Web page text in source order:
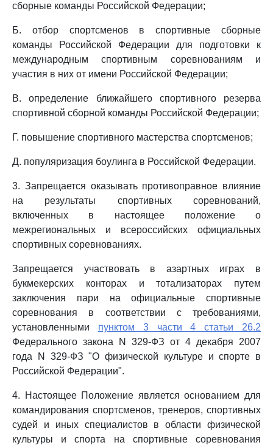
сборные команды Российской Федерации;
Б. отбор спортсменов в спортивные сборные
команды Российской Федерации для подготовки к
международным спортивным соревнованиям и
участия в них от имени Российской Федерации;
В. определение ближайшего спортивного резерва
спортивной сборной команды Российской Федерации;
Г. повышение спортивного мастерства спортсменов;
Д. популяризация боулинга в Российской Федерации.
3. Запрещается оказывать противоправное влияние
на результаты спортивных соревнований,
включенных в настоящее положение о
межрегиональных и всероссийских официальных
спортивных соревнованиях.
Запрещается участвовать в азартных играх в
букмекерских конторах и тотализаторах путем
заключения пари на официальные спортивные
соревнования в соответствии с требованиями,
установленными пунктом 3 части 4 статьи 26.2
Федерального закона N 329-ФЗ от 4 декабря 2007
года N 329-ФЗ "О физической культуре и спорте в
Российской Федерации".
4. Настоящее Положение является основанием для
командирования спортсменов, тренеров, спортивных
судей и иных специалистов в области физической
культуры и спорта на спортивные соревнования